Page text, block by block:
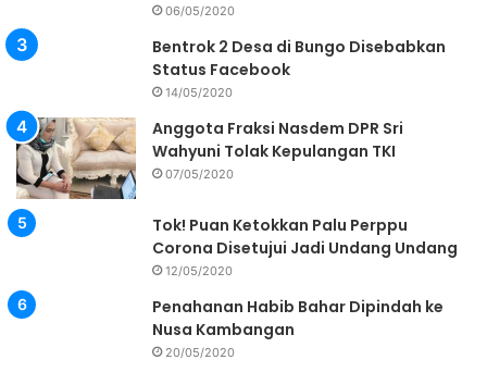
06/05/2020
Bentrok 2 Desa di Bungo Disebabkan
Status Facebook
14/05/2020
Anggota Fraksi Nasdem DPR Sri
Wahyuni Tolak Kepulangan TKI
07/05/2020
Tok! Puan Ketokkan Palu Perppu
Corona Disetujui Jadi Undang Undang
12/05/2020
Penahanan Habib Bahar Dipindah ke
Nusa Kambangan
20/05/2020